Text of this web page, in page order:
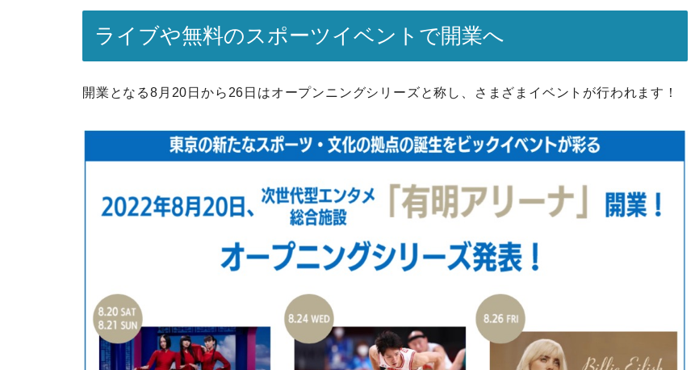
ライブや無料のスポーツイベントで開業へ
開業となる8月20日から26日はオープンニングシリーズと称し、さまざまイベントが行われます！